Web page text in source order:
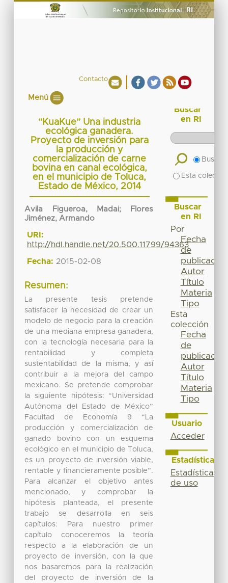
Contacto
Menú
“KuaKue” Una industria
ecológica ganadera.
Proyecto de inversión para
la producción y
comercialización de carne
bovina en canal ecológica,
en el municipio de Toluca,
Estado de México, 2014
Avila Figueroa, Madai;
Flores
Jiménez, Armando
URI:
http://hdl.handle.net/20.500.11799/94363
Fecha: 2015-02-08
Resumen:
La presente tesis pretende
satisfacer la necesidad de crear un
modelo de negocio para la creación
de una mediana empresa ganadera,
con la tecnología necesaria para la
rentabilidad y completa
sustentabilidad de la misma, y así
contribuir a la mejora del campo
mexicano. Se pretende comprobar
la siguiente hipótesis: “Universidad
Autónoma del Estado de México”
Facultad de Economía 9 “La
producción y comercialización de
ganado bovino con un esquema
ecológico en el municipio de Toluca,
es un proyecto de inversión viable,
rentable y financieramente posible”.
Para alcanzar el objetivo antes
mencionado, y comprobar la
hipótesis planteada, el presente
trabajo se desarrolla en seis
capítulos: Para nuestro primer
capítulo conoceremos la teoría
respecto a la elaboración de un
proyecto de inversión, con la que
nos basaremos para la realización
del proyecto de inversión de la
Buscar
en RI
Buscar
Esta
Buscar
en RI
Por
Fecha
de
publicación
Autor
Título
Materia
Tipo
Esta
colección
Fecha
de
publicación
Autor
Título
Materia
Tipo
Usuario
Acceder
Estadísticas
Estadísticas
de uso